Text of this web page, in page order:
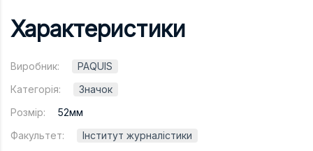
Характеристики
Виробник:
PAQUIS
Категорія:
Значок
Розмір:
52мм
Факультет:
Інститут журналістики